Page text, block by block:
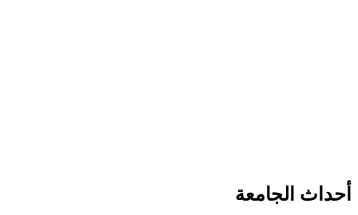
أحداث الجامعة